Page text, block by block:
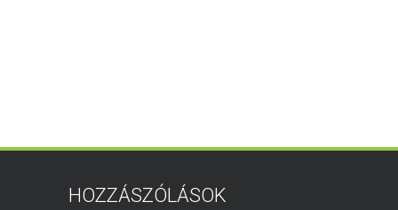
HOZZÁSZÓLÁSOK